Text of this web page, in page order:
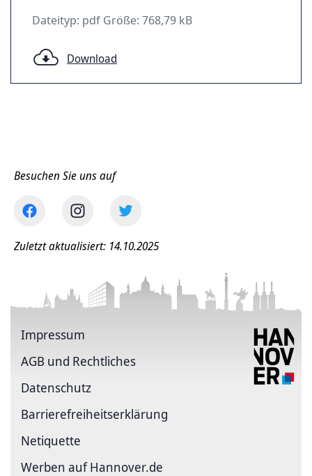
Dateityp: pdf Größe: 768,79 kB
Download
Besuchen Sie uns auf
Zuletzt aktualisiert: 14.10.2025
Impressum
AGB und Rechtliches
Datenschutz
Barriere­freiheits­erklärung
Netiquette
Werben auf Hannover.de